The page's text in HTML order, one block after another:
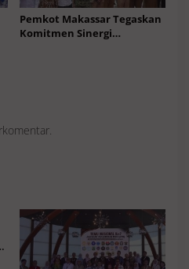
Pemkot Makassar Tegaskan
Komitmen Sinergi